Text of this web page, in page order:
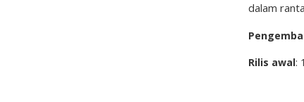
dalam
Rilis awal: